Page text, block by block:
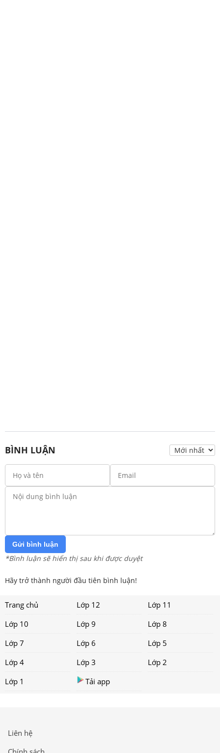
BÌNH LUẬN
Gửi bình luận
*Bình luận sẽ hiển thị sau khi được duyệt
Hãy trở thành người đầu tiên bình luận!
Trang chủ Lớp 12
Lớp 11
Lớp 10
Lớp 9
Lớp 8
Lớp 7
Lớp 6
Lớp 5
Lớp 4
Lớp 3
Lớp 2
Lớp 1
Tải app
Liên hệ